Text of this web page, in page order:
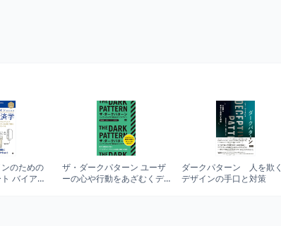
のための
バイアス
ザ・ダークパターン ユーザ
ーの心や行動をあざむくデ
ダークパターン 人を欺く
デザインの手口と対策